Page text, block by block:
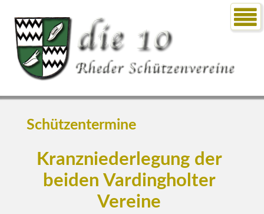
Schützentermine
Kranzniederlegung der
beiden Vardingholter
Vereine